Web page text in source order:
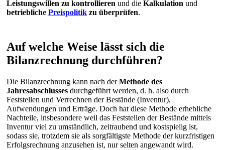
Leistungswillen zu kontrollieren und die Kalkulation und
betriebliche Preispolitik zu überprüfen.
Auf welche Weise lässt sich die
Bilanzrechnung durchführen?
Die Bilanzrechnung kann nach derMethode des
Jahresabschlusses durchgeführt werden, d. h. also durch
Feststellen und Verrechnen der Bestände (Inventur),
Aufwendungen und Erträge. Doch hat diese Methode erhebliche
Nachteile, insbesondere weil das Feststellen der Bestände mittels
Inventur viel zu umständlich, zeitraubend und kostspielig ist,
sodass sie, trotzdem sie als sorgfältigste Methode der kurzfristigen
Erfolgsrechnung anzusehen ist, nur selten angewandt wird.